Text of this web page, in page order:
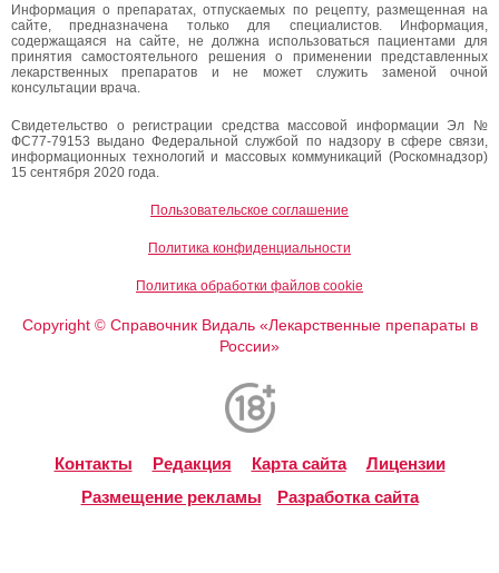
Информация о препаратах, отпускаемых по рецепту, размещенная на
сайте, предназначена только для специалистов. Информация,
содержащаяся на сайте, не должна использоваться пациентами для
принятия самостоятельного решения о применении представленных
лекарственных препаратов и не может служить заменой очной
консультации врача.
Свидетельство о регистрации средства массовой информации Эл №
ФС77-79153 выдано Федеральной службой по надзору в сфере связи,
информационных технологий и массовых коммуникаций (Роскомнадзор)
15 сентября 2020 года.
Пользовательское соглашение
Политика конфиденциальности
Политика обработки файлов cookie
Copyright ©Справочник Видаль «Лекарственные препараты в
России»
Контакты Редакция Карта сайта
Лицензии
Размещение рекламы
Разработка сайта